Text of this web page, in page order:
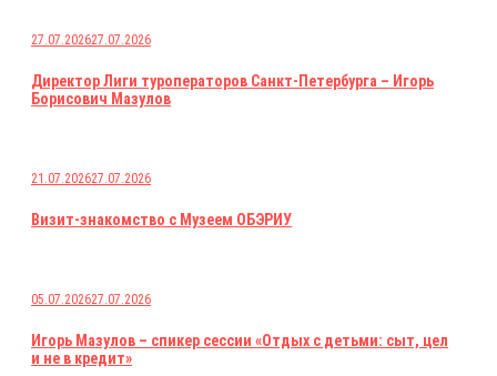
27.07.202627.07.2026
Директор Лиги туроператоров Санкт-Петербурга – Игорь
Борисович Мазулов
21.07.202627.07.2026
Визит-знакомство с Музеем ОБЭРИУ
05.07.202627.07.2026
Игорь Мазулов – спикер сессии «Отдых с детьми: сыт, цел
и не в кредит»